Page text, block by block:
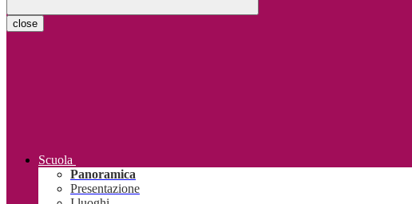
close
Scuola
Panoramica
Presentazione